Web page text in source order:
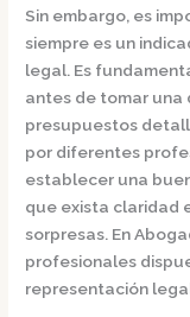
Sin embargo, es
siempre es un
legal. Es
antes de tomar una
presupuestos
por diferentes
establecer una
que exista claridad
sorpresas. En
profesionales
representación